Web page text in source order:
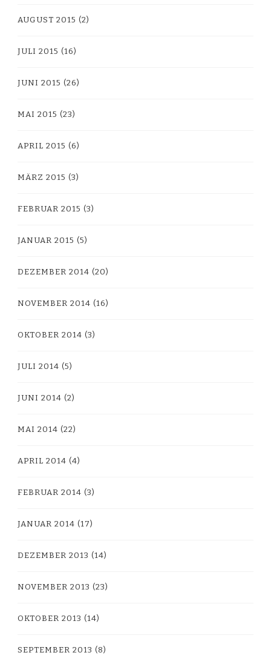
AUGUST 2015 (2)
JULI 2015 (16)
JUNI 2015 (26)
MAI 2015 (23)
APRIL 2015 (6)
MÄRZ 2015 (3)
FEBRUAR 2015 (3)
JANUAR 2015 (5)
DEZEMBER 2014 (20)
NOVEMBER 2014 (16)
OKTOBER 2014 (3)
JULI 2014 (5)
JUNI 2014 (2)
MAI 2014 (22)
APRIL 2014 (4)
FEBRUAR 2014 (3)
JANUAR 2014 (17)
DEZEMBER 2013 (14)
NOVEMBER 2013 (23)
OKTOBER 2013 (14)
SEPTEMBER 2013 (8)